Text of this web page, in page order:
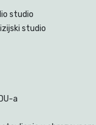
studio
studio
a